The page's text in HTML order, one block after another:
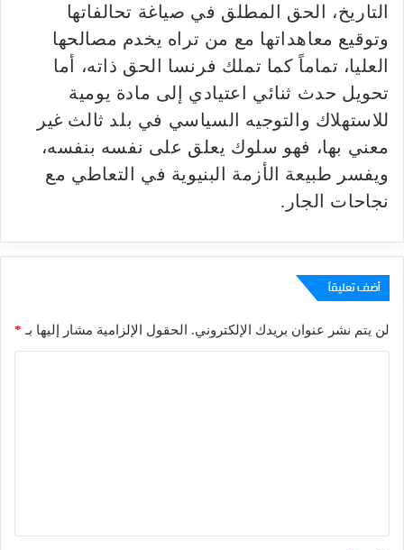
التاريخ، الحق المطلق في صياغة تحالفاتها
وتوقيع معاهداتها مع من تراه يخدم مصالحها
العليا، تماماً كما تملك فرنسا الحق ذاته، أما
تحويل حدث ثنائي اعتيادي إلى مادة يومية
للاستهلاك والتوجيه السياسي في بلد ثالث غير
معني بها، فهو سلوك يعلق على نفسه بنفسه،
ويفسر طبيعة الأزمة البنيوية في التعاطي مع
نجاحات الجار.
أضف تعليقاً
لن يتم نشر عنوان بريدك الإلكتروني. الحقول الإلزامية مشار إليها بـ *